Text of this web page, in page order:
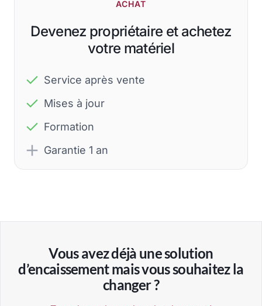
ACHAT
Devenez propriétaire et achetez
votre matériel
Service après vente
Mises à jour
Formation
Garantie 1 an
Vous avez déjà une solution
d’encaissement mais vous souhaitez la
changer ?